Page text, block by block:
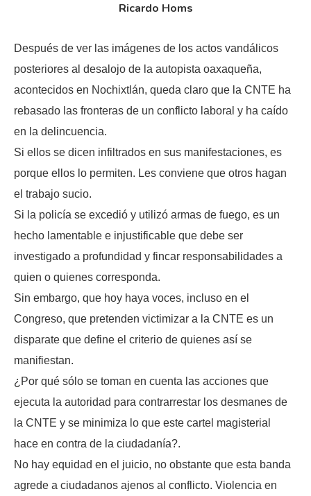
Ricardo Homs
Después de ver las imágenes de los actos vandálicos
posteriores al desalojo de la autopista oaxaqueña,
acontecidos en Nochixtlán, queda claro que la CNTE ha
rebasado las fronteras de un conflicto laboral y ha caído
en la delincuencia.
Si ellos se dicen infiltrados en sus manifestaciones, es
porque ellos lo permiten. Les conviene que otros hagan
el trabajo sucio.
Si la policía se excedió y utilizó armas de fuego, es un
hecho lamentable e injustificable que debe ser
investigado a profundidad y fincar responsabilidades a
quien o quienes corresponda.
Sin embargo, que hoy haya voces, incluso en el
Congreso, que pretenden victimizar a la CNTE es un
disparate que define el criterio de quienes así se
manifiestan.
¿Por qué sólo se toman en cuenta las acciones que
ejecuta la autoridad para contrarrestar los desmanes de
la CNTE y se minimiza lo que este cartel magisterial
hace en contra de la ciudadanía?.
No hay equidad en el juicio, no obstante que esta banda
agrede a ciudadanos ajenos al conflicto. Violencia en